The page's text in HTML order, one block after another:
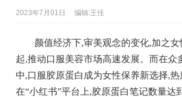
2023年7月01日 编辑:王佳
颜值经济下,审美观念的变化,加之
起,推动口服美容市场高速发展。而在众
中,口服胶原蛋白成为女性保养新选择,热
在“小红书”平台上,胶原蛋白笔记数量达